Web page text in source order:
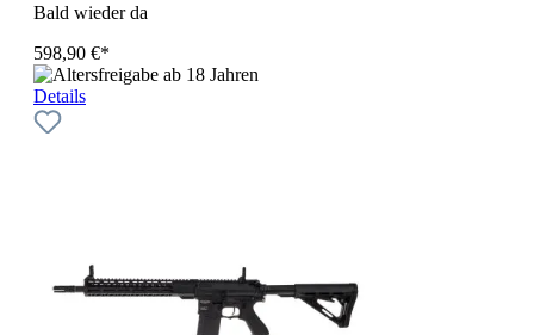
Bald wieder da
598,90 €*
Details